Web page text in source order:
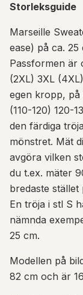
Storleksguide
Marseille
ease) på ca.
Passformen är
(2XL) 3XL
egen kropp, på
(110-120) 120-
den färdiga
mönstret. Mät
avgöra vilken
du t.ex. mäter
bredaste
En tröja i stl S
nämnda
25 cm.
Modellen på
82 cm och är